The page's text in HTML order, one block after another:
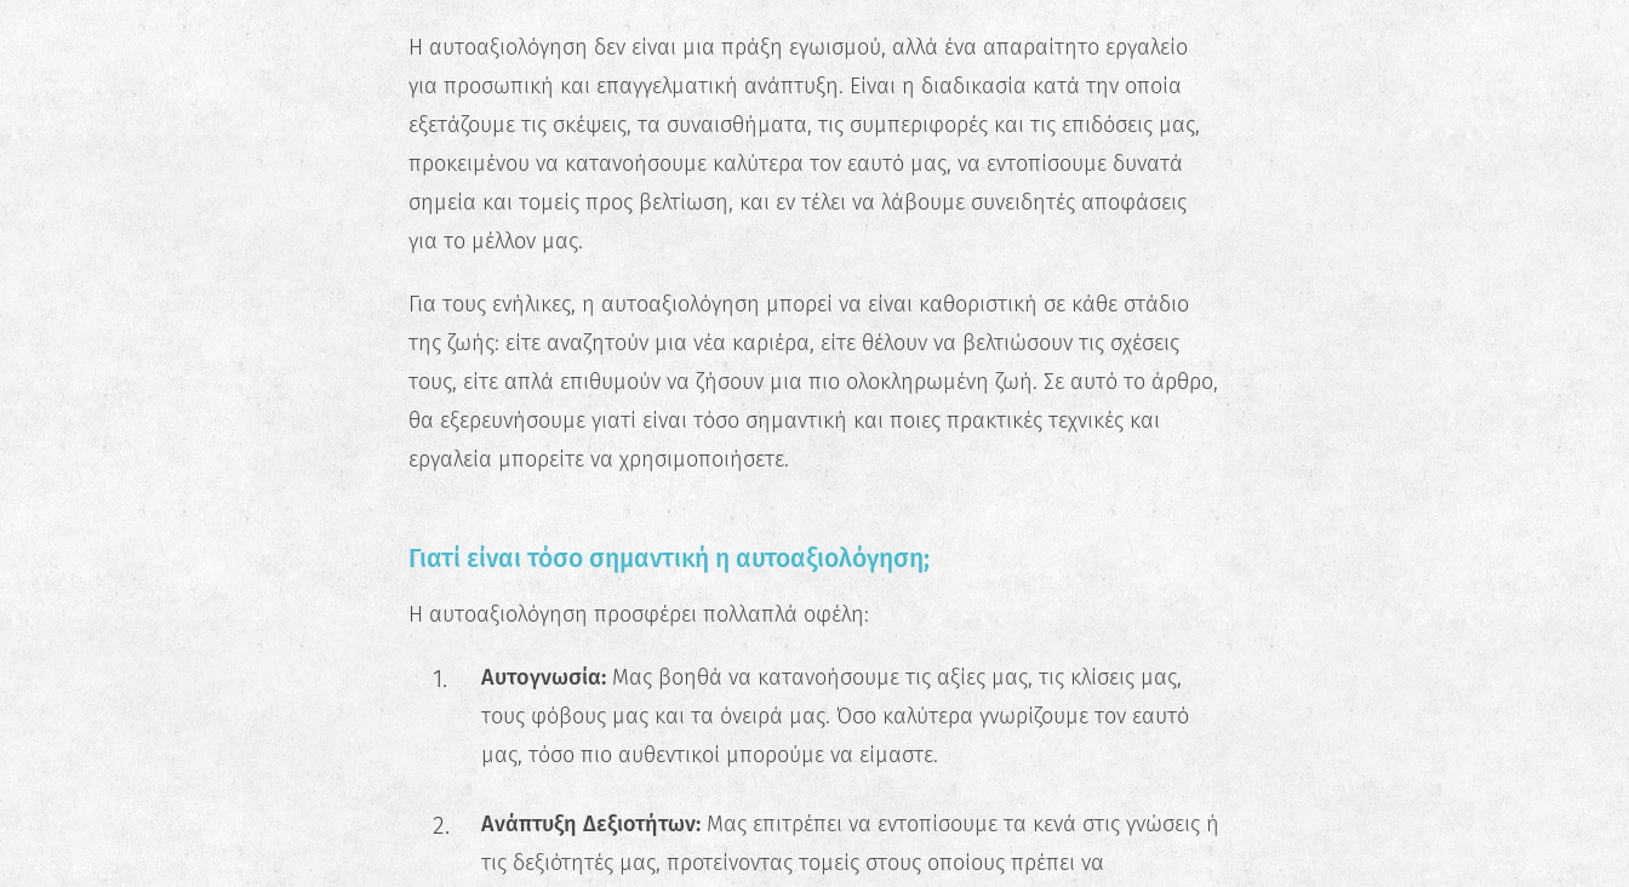
Η αυτοαξιολόγηση δεν είναι μια πράξη εγωισμού, αλλά ένα απαραίτητο εργαλείο
για προσωπική και επαγγελματική ανάπτυξη. Είναι η διαδικασία κατά την οποία
εξετάζουμε τις σκέψεις, τα συναισθήματα, τις συμπεριφορές και τις επιδόσεις μας,
προκειμένου να κατανοήσουμε καλύτερα τον εαυτό μας, να εντοπίσουμε δυνατά
σημεία και τομείς προς βελτίωση, και εν τέλει να λάβουμε συνειδητές αποφάσεις
για το μέλλον μας.
Για τους ενήλικες, η αυτοαξιολόγηση μπορεί να είναι καθοριστική σε κάθε στάδιο
της ζωής: είτε αναζητούν μια νέα καριέρα, είτε θέλουν να βελτιώσουν τις σχέσεις
τους, είτε απλά επιθυμούν να ζήσουν μια πιο ολοκληρωμένη ζωή. Σε αυτό το άρθρο,
θα εξερευνήσουμε γιατί είναι τόσο σημαντική και ποιες πρακτικές τεχνικές και
εργαλεία μπορείτε να χρησιμοποιήσετε.
Γιατί είναι τόσο σημαντική η αυτοαξιολόγηση;
Η αυτοαξιολόγηση προσφέρει πολλαπλά οφέλη:
Αυτογνωσία: Μας βοηθά να κατανοήσουμε τις αξίες μας, τις κλίσεις μας,
τους φόβους μας και τα όνειρά μας. Όσο καλύτερα γνωρίζουμε τον εαυτό
μας, τόσο πιο αυθεντικοί μπορούμε να είμαστε.
Ανάπτυξη Δεξιοτήτων: Μας επιτρέπει να εντοπίσουμε τα κενά στις γνώσεις ή
τις δεξιότητές μας, προτείνοντας τομείς στους οποίους πρέπει να